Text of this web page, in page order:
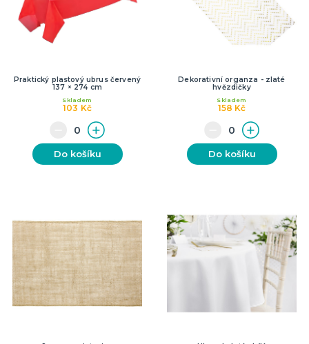
Praktický plastový ubrus červený
137 × 274 cm
103 Kč
Skladem
Do košíku
Dekorativní organza - zlaté
hvězdičky
158 Kč
Skladem
Do košíku